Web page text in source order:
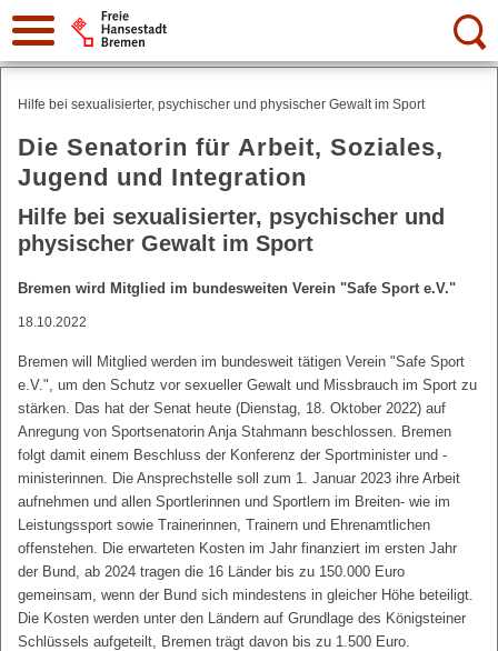
Suche:
Hilfe bei sexualisierter, psychischer und physischer Gewalt im Sport
Die Senatorin für Arbeit, Soziales,
Jugend und Integration
Hilfe bei sexualisierter, psychischer und
physischer Gewalt im Sport
Bremen wird Mitglied im bundesweiten Verein "Safe Sport e.V."
18.10.2022
Bremen will Mitglied werden im bundesweit tätigen Verein "Safe Sport
e.V.", um den Schutz vor sexueller Gewalt und Missbrauch im Sport zu
stärken. Das hat der Senat heute (Dienstag, 18. Oktober 2022) auf
Anregung von Sportsenatorin Anja Stahmann beschlossen. Bremen
folgt damit einem Beschluss der Konferenz der Sportminister und -
ministerinnen. Die Ansprechstelle soll zum 1. Januar 2023 ihre Arbeit
aufnehmen und allen Sportlerinnen und Sportlern im Breiten- wie im
Leistungssport sowie Trainerinnen, Trainern und Ehrenamtlichen
offenstehen. Die erwarteten Kosten im Jahr finanziert im ersten Jahr
der Bund, ab 2024 tragen die 16 Länder bis zu 150.000 Euro
gemeinsam, wenn der Bund sich mindestens in gleicher Höhe beteiligt.
Die Kosten werden unter den Ländern auf Grundlage des Königsteiner
Schlüssels aufgeteilt, Bremen trägt davon bis zu 1.500 Euro.